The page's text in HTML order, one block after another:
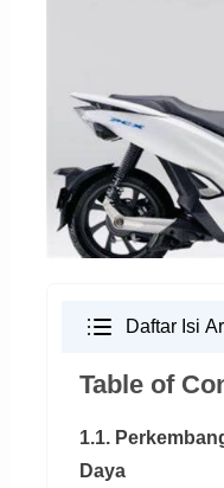
Daftar Isi
Table of
1.1.
Daya